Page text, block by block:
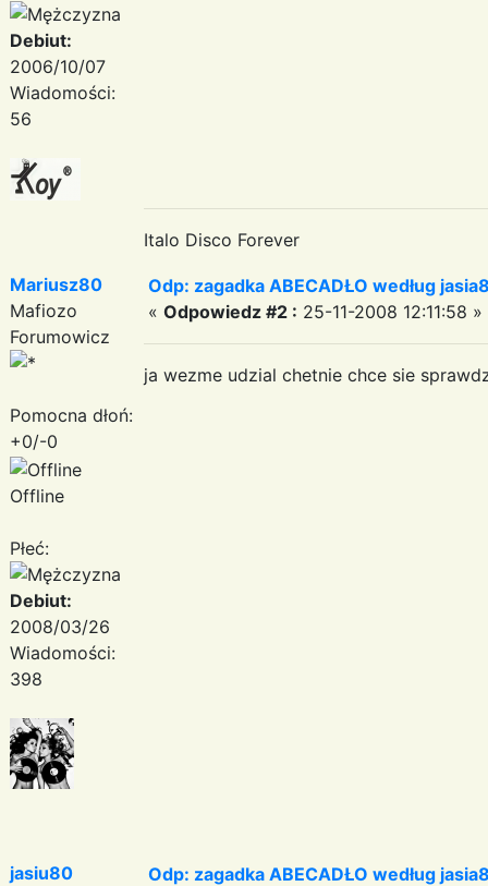
Debiut:
2006/10/07
Wiadomości:
56
Italo Disco Forever
Mariusz80
Mafiozo
Forumowicz
Pomocna dłoń:
+0/-0
Offline
Płeć:
Debiut:
2008/03/26
Wiadomości:
398
Odp: zagadka ABECADŁO według
« Odpowiedz #2 : 25-11-2008 12:11:58 »
ja wezme udzial chetnie chce sie
jasiu80
Odp: zagadka ABECADŁO według